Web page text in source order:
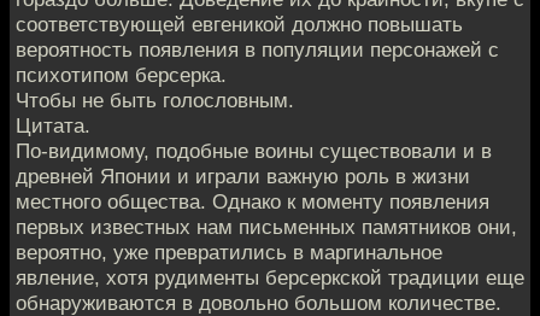
соответствующей евгеникой должно повышать
вероятность появления в популяции персонажей с
психотипом берсерка.
Чтобы не быть голословным.
Цитата.
По-видимому, подобные воины существовали и в
древней Японии и играли важную роль в жизни
местного общества. Однако к моменту появления
первых известных нам письменных памятников они,
вероятно, уже превратились в маргинальное
явление, хотя рудименты берсеркской традиции еще
обнаруживаются в довольно большом количестве.